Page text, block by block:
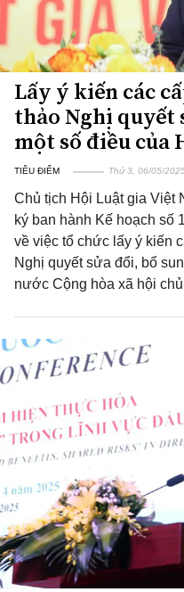
Lấy ý kiến các
thảo Nghị quyết
một số điều của
TIÊU ĐIỂM Thứ 3, 06/05/
Chủ tịch Hội Luật gia Việt
ký ban hành Kế hoạch số
về việc tổ chức lấy ý kiến
Nghị quyết sửa đổi, bổ
nước Cộng hòa xã hội